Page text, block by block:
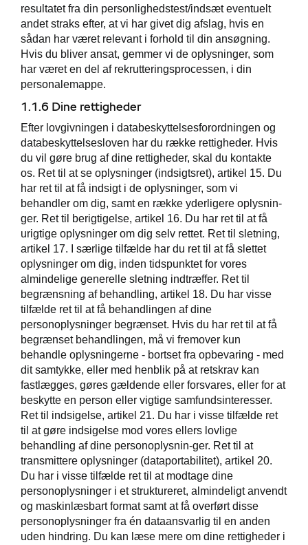
resultatet fra din personlighedstest/indsæt eventuelt
andet straks efter, at vi har givet dig afslag, hvis en
sådan har været relevant i forhold til din ansøgning.
Hvis du bliver ansat, gemmer vi de oplysninger, som
har været en del af rekrutteringsprocessen, i din
personalemappe.
1.1.6 Dine rettigheder
Efter lovgivningen i databeskyttelsesforordningen og
databeskyttelsesloven har du række rettigheder. Hvis
du vil gøre brug af dine rettigheder, skal du kontakte
os. Ret til at se oplysninger (indsigtsret), artikel 15. Du
har ret til at få indsigt i de oplysninger, som vi
behandler om dig, samt en række yderligere oplysnin-
ger. Ret til berigtigelse, artikel 16. Du har ret til at få
urigtige oplysninger om dig selv rettet. Ret til sletning,
artikel 17. I særlige tilfælde har du ret til at få slettet
oplysninger om dig, inden tidspunktet for vores
almindelige generelle sletning indtræffer. Ret til
begrænsning af behandling, artikel 18. Du har visse
tilfælde ret til at få behandlingen af dine
personoplysninger begrænset. Hvis du har ret til at få
begrænset behandlingen, må vi fremover kun
behandle oplysningerne - bortset fra opbevaring - med
dit samtykke, eller med henblik på at retskrav kan
fastlægges, gøres gældende eller forsvares, eller for at
beskytte en person eller vigtige samfundsinteresser.
Ret til indsigelse, artikel 21. Du har i visse tilfælde ret
til at gøre indsigelse mod vores ellers lovlige
behandling af dine personoplysnin-ger. Ret til at
transmittere oplysninger (dataportabilitet), artikel 20.
Du har i visse tilfælde ret til at modtage dine
personoplysninger i et struktureret, almindeligt anvendt
og maskinlæsbart format samt at få overført disse
personoplysninger fra én dataansvarlig til en anden
uden hindring. Du kan læse mere om dine rettigheder i